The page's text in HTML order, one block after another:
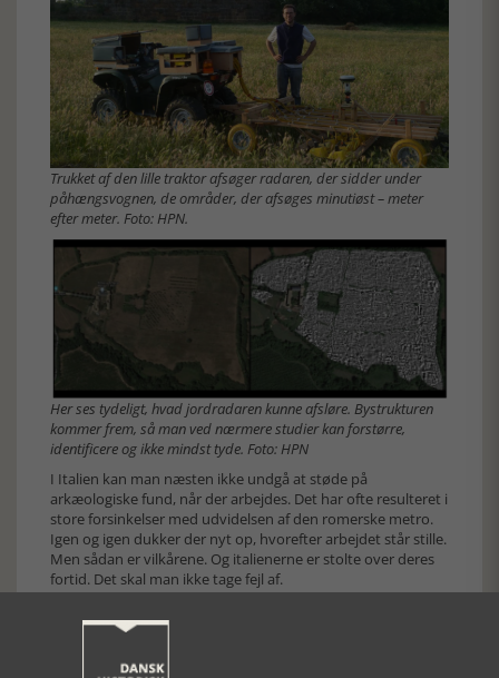
Trukket af den lille traktor afsøger radaren, der sidder under
påhængsvognen, de områder, der afsøges minutiøst – meter
efter meter. Foto: HPN.
Her ses tydeligt, hvad jordradaren kunne afsløre. Bystrukturen
kommer frem, så man ved nærmere studier kan forstørre,
identificere og ikke mindst tyde. Foto: HPN
I Italien kan man næsten ikke undgå at støde på
arkæologiske fund, når der arbejdes. Det har ofte resulteret i
store forsinkelser med udvidelsen af den romerske metro.
Igen og igen dukker der nyt op, hvorefter arbejdet står stille.
Men sådan er vilkårene. Og italienerne er stolte over deres
fortid. Det skal man ikke tage fejl af.
julekrybberne i kirkerne. Det gøres der umådelig meget ud